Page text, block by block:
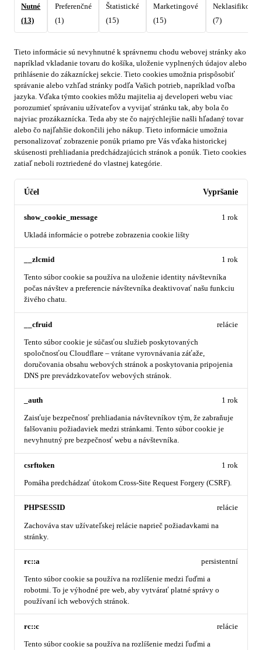
Nutné
(13)
Preferenčné
(1)
Štatistické
(15)
Marketingové
(15)
(7)
Tieto informácie sú nevyhnutné k správnemu chodu webovej stránky ako
napríklad vkladanie tovaru do košíka, uloženie vyplnených údajov alebo
prihlásenie do zákazníckej sekcie. Tieto cookies umožnia prispôsobiť
správanie alebo vzhľad stránky podľa Vašich potrieb, napríklad voľba
jazyka. Vďaka týmto cookies môžu majitelia aj developeri webu viac
porozumieť správaniu užívateľov a vyvijať stránku tak, aby bola čo
najviac prozákaznícka. Teda aby ste čo najrýchlejšie našli hľadaný tovar
alebo čo najľahšie dokončili jeho nákup. Tieto informácie umožnia
personalizovať zobrazenie ponúk priamo pre Vás vďaka historickej
skúsenosti prehliadania predchádzajúcich stránok a ponúk. Tieto cookies
zatiaľ neboli roztriedené do vlastnej kategórie.
Účel Vypršanie
show_cookie_message
Ukladá informácie o potrebe zobrazenia cookie lišty
1 rok
__zlcmid
Tento súbor cookie sa používa na uloženie identity návštevníka
počas návštev a preferencie návštevníka deaktivovať našu funkciu
živého chatu.
1 rok
__cfruid
Tento súbor cookie je súčasťou služieb poskytovaných
spoločnosťou Cloudflare – vrátane vyrovnávania záťaže,
doručovania obsahu webových stránok a poskytovania pripojenia
DNS pre prevádzkovateľov webových stránok.
relácie
_auth
Zaisťuje bezpečnosť prehliadania návštevníkov tým, že zabraňuje
falšovaniu požiadaviek medzi stránkami. Tento súbor cookie je
nevyhnutný pre bezpečnosť webu a návštevníka.
1 rok
csrftoken
Pomáha predchádzať útokom Cross-Site Request Forgery (CSRF).
1 rok
PHPSESSID
Zachováva stav užívateľskej relácie naprieč požiadavkami na
stránky.
relácie
rc::a
Tento súbor cookie sa používa na rozlíšenie medzi ľuďmi a
robotmi. To je výhodné pre web, aby vytvárať platné správy o
používaní ich webových stránok.
persistentní
rc::c
Tento súbor cookie sa používa na rozlíšenie medzi ľuďmi a
relácie